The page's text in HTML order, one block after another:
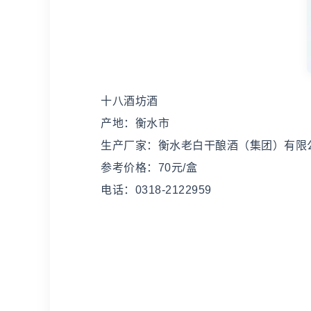
十八酒坊酒
产地：衡水市
生产厂家：衡水老白干酿酒（集团）有限
参考价格：70元/盒
电话：0318-2122959